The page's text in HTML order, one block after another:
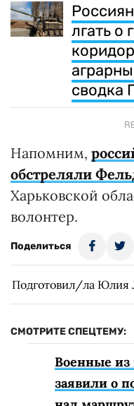
лгать о
сводка
Напомним,
обстреляли
Харьковской
волонтер.
Поделиться
Подготовил/ла Юлия
СМОТРИТЕ СПЕЦТЕМУ:
Военные из
заявили о